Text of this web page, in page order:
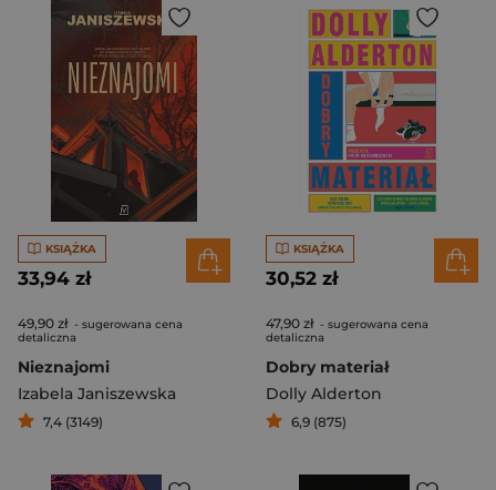
KSIĄŻKA
33,94 zł
49,90 zł - sugerowana cena
detaliczna
Nieznajomi
Izabela Janiszewska
7,4 (3149)
KSIĄŻKA
30,52 zł
47,90 zł - sugerowana cena
detaliczna
Dobry materiał
Dolly Alderton
6,9 (875)